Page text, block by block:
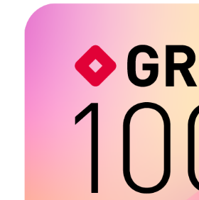
Monatlich ausgewählte
Kernthemen aus unseren
Tätigkeitsbereiche,
Fachgebiete und Branchen,
sowie Newsflashes über die